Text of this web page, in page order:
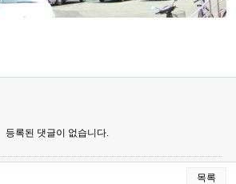
등록된 댓글이 없습니다.
목록